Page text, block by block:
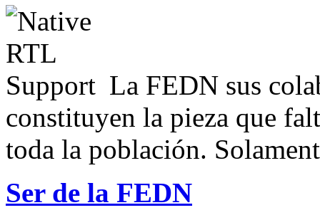
La FEDN sus
constituyen la pieza que
toda la población.
Ser de la FEDN